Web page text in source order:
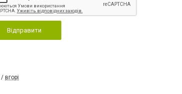
Відправити
/ вгорі